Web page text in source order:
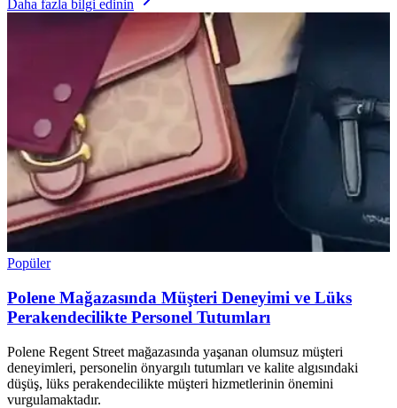
Daha fazla bilgi edinin
Popüler
Polene Mağazasında Müşteri Deneyimi ve Lüks
Perakendecilikte Personel Tutumları
Polene Regent Street mağazasında yaşanan olumsuz müşteri
deneyimleri, personelin önyargılı tutumları ve kalite algısındaki
düşüş, lüks perakendecilikte müşteri hizmetlerinin önemini
vurgulamaktadır.